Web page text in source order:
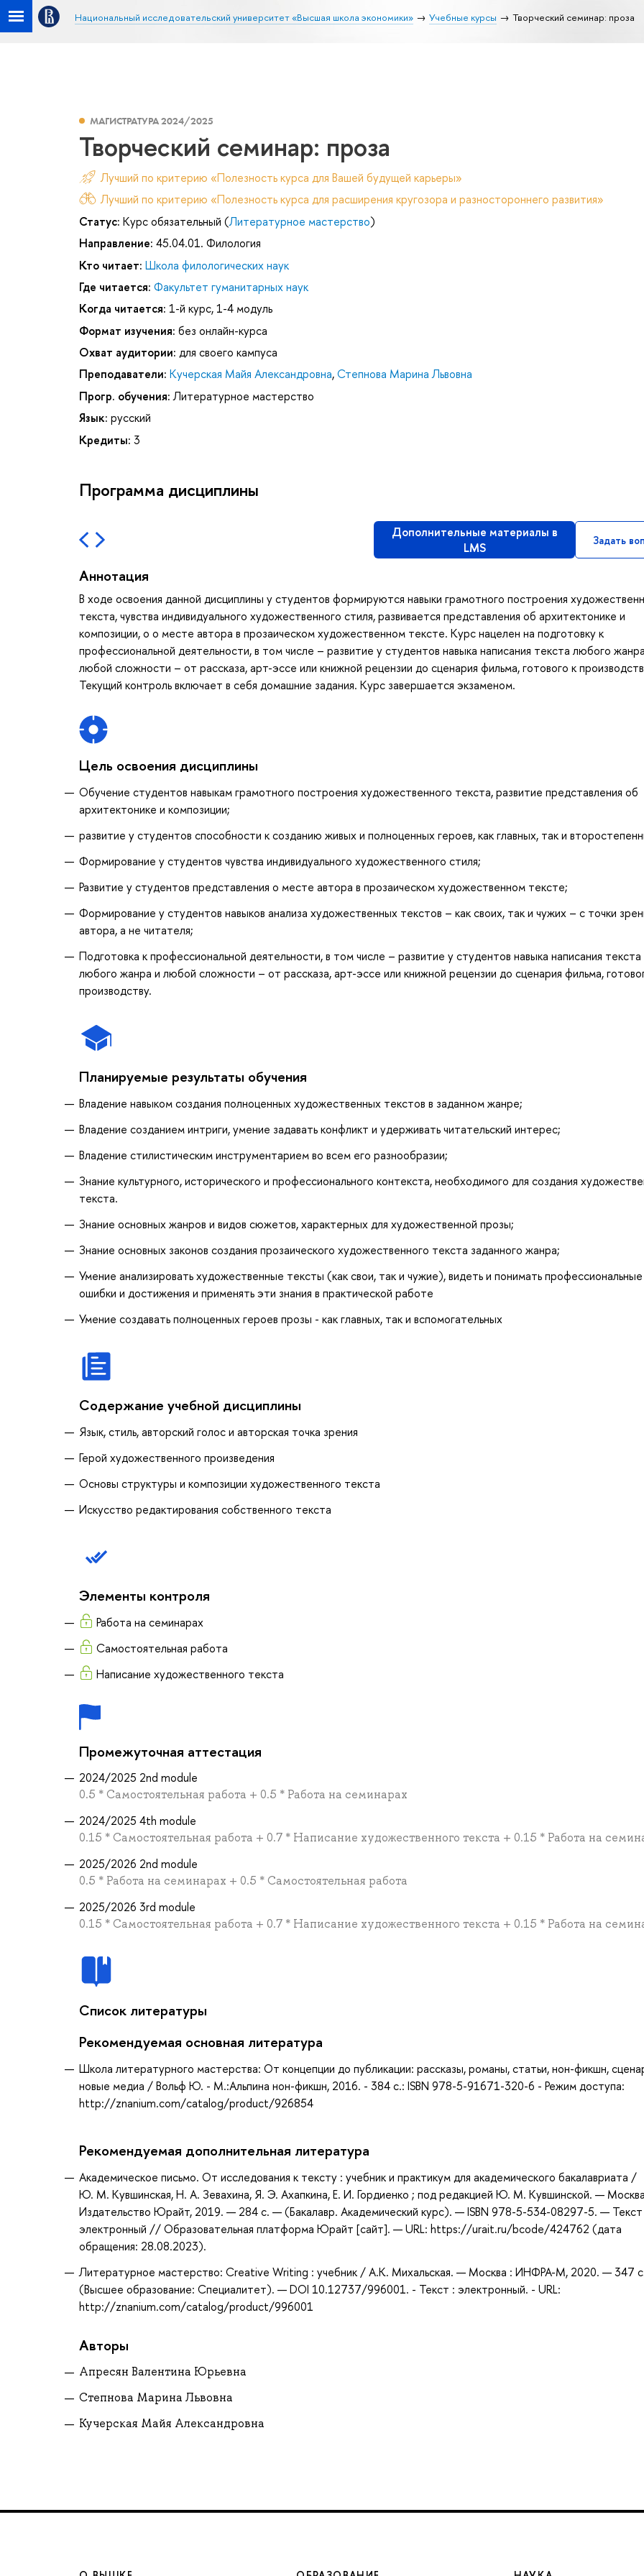
Национальный исследовательский университет «Высшая школа экономики» Учебные курсы Творческий семинар: проза
МАГИСТРАТУРА 2024/2025
Творческий семинар: проза
Лучший по критерию «Полезность курса для Вашей будущей карьеры»
Лучший по критерию «Полезность курса для расширения кругозора и разностороннего развития»
Статус: Курс обязательный (Литературное мастерство)
Направление: 45.04.01. Филология
Кто читает: Школа филологических наук
Где читается: Факультет гуманитарных наук
Когда читается: 1-й курс, 1-4 модуль
Формат изучения: без онлайн-курса
Охват аудитории: для своего кампуса
Преподаватели: Кучерская Майя Александровна,Степнова Марина Львовна
Прогр. обучения: Литературное мастерство
Язык: русский
Кредиты: 3
Программа дисциплины
Дополнительные материалы в
LMS
Задать
Аннотация
В ходе освоения данной дисциплины у студентов формируются навыки грамотного построения
текста, чувства индивидуального художественного стиля, развивается представления об архитектонике и
композиции, о о месте автора в прозаическом художественном тексте. Курс нацелен на подготовку к
профессиональной деятельности, в том числе – развитие у студентов навыка написания текста любого
любой сложности – от рассказа, арт-эссе или книжной рецензии до сценария фильма, готового к
Текущий контроль включает в себя домашние задания. Курс завершается экзаменом.
Цель освоения дисциплины
Обучение студентов навыкам грамотного построения художественного текста, развитие представления об
архитектонике и композиции;
развитие у студентов способности к созданию живых и полноценных героев, как главных, так и
Формирование у студентов чувства индивидуального художественного стиля;
Развитие у студентов представления о месте автора в прозаическом художественном тексте;
Формирование у студентов навыков анализа художественных текстов – как своих, так и чужих – с точки
автора, а не читателя;
Подготовка к профессиональной деятельности, в том числе – развитие у студентов навыка написания текста
любого жанра и любой сложности – от рассказа, арт-эссе или книжной рецензии до сценария фильма,
производству.
Планируемые результаты обучения
Владение навыком создания полноценных художественных текстов в заданном жанре;
Владение созданием интриги, умение задавать конфликт и удерживать читательский интерес;
Владение стилистическим инструментарием во всем его разнообразии;
Знание культурного, исторического и профессионального контекста, необходимого для создания
текста.
Знание основных жанров и видов сюжетов, характерных для художественной прозы;
Знание основных законов создания прозаического художественного текста заданного жанра;
Умение анализировать художественные тексты (как свои, так и чужие), видеть и понимать профессиональные
ошибки и достижения и применять эти знания в практической работе
Умение создавать полноценных героев прозы - как главных, так и вспомогательных
Содержание учебной дисциплины
Язык, стиль, авторский голос и авторская точка зрения
Герой художественного произведения
Основы структуры и композиции художественного текста
Искусство редактирования собственного текста
Элементы контроля
Работа на семинарах
Самостоятельная работа
Написание художественного текста
Промежуточная аттестация
2024/2025 2nd module
0.5 * Самостоятельная работа + 0.5 * Работа на семинарах
2024/2025 4th module
0.15 * Самостоятельная работа + 0.7 * Написание художественного текста + 0.15 * Работа на
2025/2026 2nd module
0.5 * Работа на семинарах + 0.5 * Самостоятельная работа
2025/2026 3rd module
0.15 * Самостоятельная работа + 0.7 * Написание художественного текста + 0.15 * Работа на
Список литературы
Рекомендуемая основная литература
Школа литературного мастерства: От концепции до публикации: рассказы, романы, статьи, нон-фикшн,
новые медиа / Вольф Ю. - М.:Альпина нон-фикшн, 2016. - 384 с.: ISBN 978-5-91671-320-6 - Режим доступа:
http://znanium.com/catalog/product/926854
Рекомендуемая дополнительная литература
Академическое письмо. От исследования к тексту : учебник и практикум для академического бакалавриата /
Ю. М. Кувшинская, Н. А. Зевахина, Я. Э. Ахапкина, Е. И. Гордиенко ; под редакцией Ю. М. Кувшинской. —
Издательство Юрайт, 2019. — 284 с. — (Бакалавр. Академический курс). — ISBN 978-5-534-08297-5. — Текст
электронный // Образовательная платформа Юрайт [сайт]. — URL: https://urait.ru/bcode/424762 (дата
обращения: 28.08.2023).
Литературное мастерство: Creative Writing : учебник / А.К. Михальская. — Москва : ИНФРА-М, 2020. — 347
(Высшее образование: Специалитет). — DOI 10.12737/996001. - Текст : электронный. - URL:
http://znanium.com/catalog/product/996001
Авторы
Апресян Валентина Юрьевна
Степнова Марина Львовна
Кучерская Майя Александровна